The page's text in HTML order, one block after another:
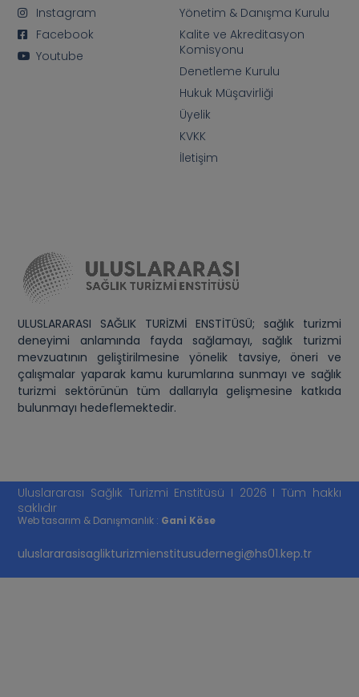
ULUSLARARASI SAĞLIK TURİZMİ ENSTİTÜSÜ; sağlık turizmi
deneyimi anlamında fayda sağlamayı, sağlık turizmi
mevzuatının geliştirilmesine yönelik tavsiye, öneri ve
çalışmalar yaparak kamu kurumlarına sunmayı ve sağlık
turizmi sektörünün tüm dallarıyla gelişmesine katkıda
bulunmayı hedeflemektedir.
Yönetim & Danışma Kurulu
Kalite ve Akreditasyon
Komisyonu
Denetleme Kurulu
Hukuk Müşavirliği
Üyelik
KVKK
İletişim
Instagram
Facebook
Youtube
Uluslararası Sağlık Turizmi Enstitüsü I 2026 I Tüm hakkı
saklıdır
Web tasarım & Danışmanlık : Gani Köse
uluslararasisaglikturizmienstitusudernegi@hs01.kep.tr